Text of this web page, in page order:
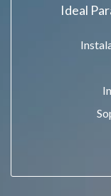
Ideal